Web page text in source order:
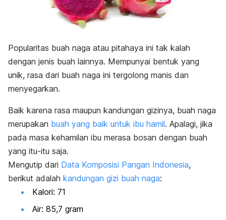
Popularitas buah naga atau pitahaya ini tak kalah
dengan jenis buah lainnya. Mempunyai bentuk yang
unik, rasa dari buah naga ini tergolong manis dan
menyegarkan.
Baik karena rasa maupun kandungan gizinya, buah naga
merupakan buah yang baik untuk ibu hamil. Apalagi, jika
pada masa kehamilan ibu merasa bosan dengan buah
yang itu-itu saja.
Mengutip dari Data Komposisi Pangan Indonesia,
berikut adalah kandungan gizi buah naga:
Kalori: 71
Air: 85,7 gram